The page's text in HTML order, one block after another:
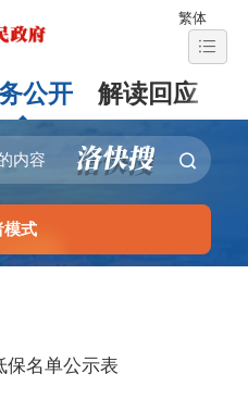
繁体
公开 解读回应
模式
保名单公示表